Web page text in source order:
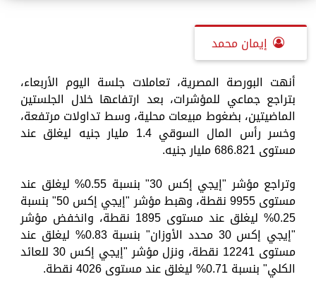
إيمان محمد
أنهت البورصة المصرية، تعاملات جلسة اليوم الأربعاء،
بتراجع جماعي للمؤشرات، بعد ارتفاعها خلال الجلستين
الماضيتين، بضغوط مبيعات محلية، وسط تداولات مرتفعة،
وخسر رأس المال السوقي 1.4 مليار جنيه ليغلق عند
مستوى 686.821 مليار جنيه.
وتراجع مؤشر "إيجي إكس 30" بنسبة 0.55% ليغلق عند
مستوى 9955 نقطة، وهبط مؤشر "إيجي إكس 50" بنسبة
0.25% ليغلق عند مستوى 1895 نقطة، وانخفض مؤشر
"إيجي إكس 30 محدد الأوزان" بنسبة 0.83% ليغلق عند
مستوى 12241 نقطة، ونزل مؤشر "إيجي إكس 30 للعائد
الكلي" بنسبة 0.71% ليغلق عند مستوى 4026 نقطة.